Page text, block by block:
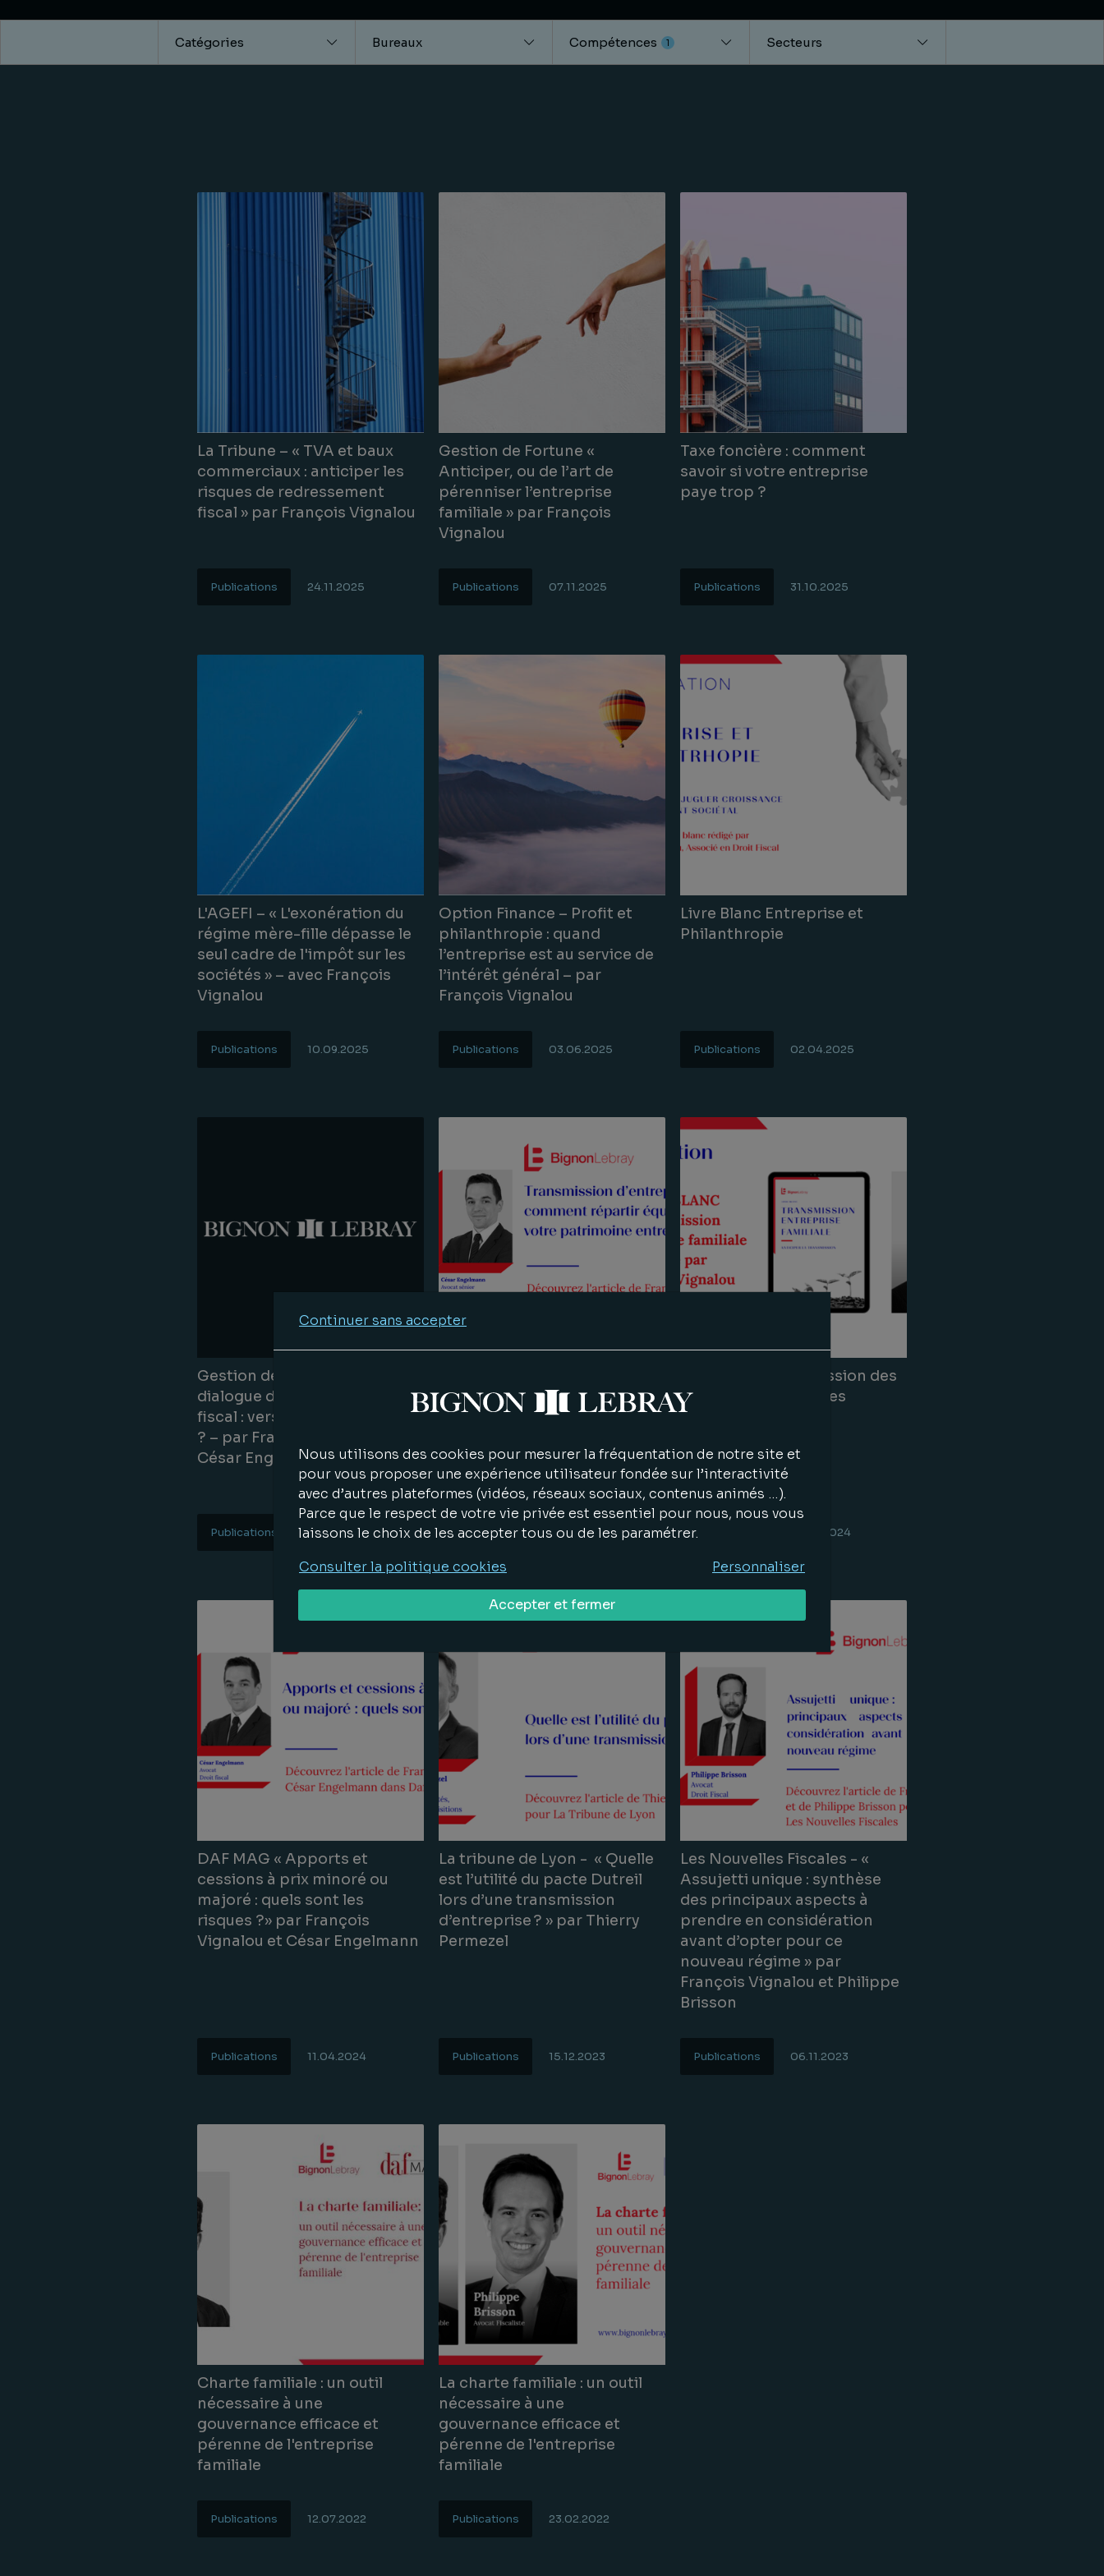
Catégories Bureaux Compétences 1 Secteurs
La Tribune – « TVA et baux
commerciaux : anticiper les
risques de redressement
fiscal » par François Vignalou
Publications 24.11.2025
Gestion de Fortune «
Anticiper, ou de l’art de
pérenniser l’entreprise
familiale » par François
Vignalou
Publications 07.11.2025
Taxe foncière : comment
savoir si votre entreprise
paye trop ?
Publications 31.10.2025
L'AGEFI – « L'exonération du
régime mère-fille dépasse le
seul cadre de l'impôt sur les
sociétés » – avec François
Vignalou
Publications 10.09.2025
Option Finance – Profit et
philanthropie : quand
l’entreprise est au service de
l’intérêt général – par
François Vignalou
Publications 03.06.2025
Livre Blanc Entreprise et
Philanthropie
Publications 02.04.2025
Gestion de Fortune – Le
dialogue dans le contrôle
fiscal : vers un essoufflement
? – par François Vignalou et
César Engelmann
Publications 27.02.2025
d’entreprise : comment
répartir équitablement votre
enfants ? » par François
Vignalou et César Engelmann
Publications 09.09.2024
Lire la suite
Livre Blanc Transmission des
Entreprises Familiales
Publications 21.05.2024
Lire la suite
DAF MAG « Apports et
cessions à prix minoré ou
majoré : quels sont les
risques ?» par François
Vignalou et César Engelmann
Publications 11.04.2024
La tribune de Lyon - « Quelle
est l’utilité du pacte Dutreil
lors d’une transmission
d’entreprise ? » par Thierry
Permezel
Publications 15.12.2023
Les Nouvelles Fiscales - «
Assujetti unique : synthèse
des principaux aspects à
prendre en considération
avant d’opter pour ce
nouveau régime » par
François Vignalou et Philippe
Brisson
Publications 06.11.2023
Charte familiale : un outil
nécessaire à une
gouvernance efficace et
pérenne de l'entreprise
familiale
Publications 12.07.2022
La charte familiale : un outil
nécessaire à une
gouvernance efficace et
pérenne de l'entreprise
familiale
Publications 23.02.2022
Continuer sans accepter
Nous utilisons des cookies pour mesurer la fréquentation de notre site et
pour vous proposer une expérience utilisateur fondée sur l’interactivité
avec d’autres plateformes (vidéos, réseaux sociaux, contenus animés …).
Parce que le respect de votre vie privée est essentiel pour nous, nous vous
laissons le choix de les accepter tous ou de les paramétrer.
Consulter la politique cookies
Personnaliser
Accepter et fermer